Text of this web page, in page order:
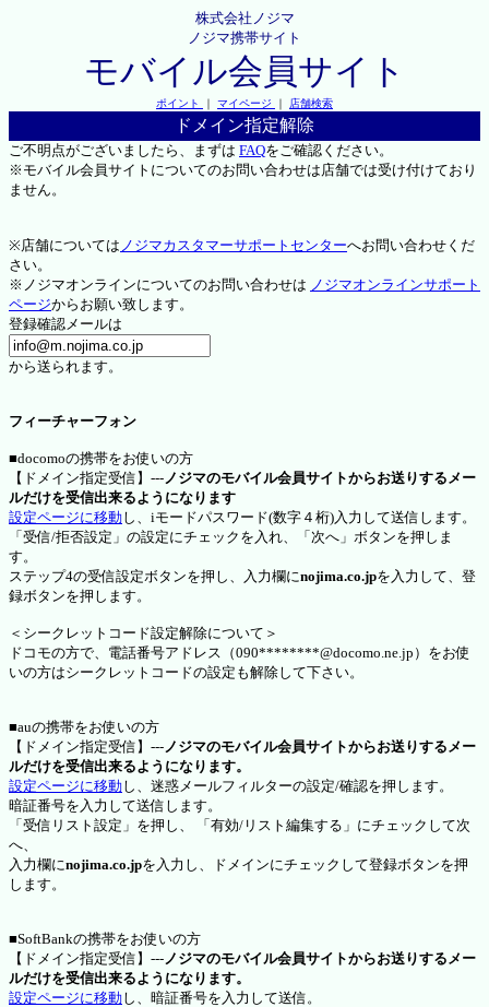
株式会社ノジマ
ノジマ携帯サイト
モバイル会員サイト
ポイント ｜ マイページ ｜ 店舗検索
ドメイン指定解除
ご不明点がございましたら、まずは FAQをご確認ください。
※モバイル会員サイトについてのお問い合わせは店舗では受け付けており
ません。
※店舗については ノジマカスタマーサポートセンターへお問い合わせくだ
さい。
※ノジマオンラインについてのお問い合わせは ノジマオンラインサポート
ページからお願い致します。
登録確認メールは
から送られます。
フィーチャーフォン
■docomoの携帯をお使いの方
【ドメイン指定受信】---ノジマのモバイル会員サイトからお送りするメー
ルだけを受信出来るようになります
設定ページに移動し、iモードパスワード(数字４桁)入力して送信します。
「受信/拒否設定」の設定にチェックを入れ、「次へ」ボタンを押しま
す。
ステップ4の受信設定ボタンを押し、入力欄にnojima.co.jpを入力して、登
録ボタンを押します。
＜シークレットコード設定解除について＞
ドコモの方で、電話番号アドレス（090********@docomo.ne.jp）をお使
いの方はシークレットコードの設定も解除して下さい。
■auの携帯をお使いの方
【ドメイン指定受信】---ノジマのモバイル会員サイトからお送りするメー
ルだけを受信出来るようになります。
設定ページに移動し、迷惑メールフィルターの設定/確認を押します。
暗証番号を入力して送信します。
「受信リスト設定」を押し、 「有効/リスト編集する」にチェックして次
へ、
入力欄にnojima.co.jpを入力し、ドメインにチェックして登録ボタンを押
します。
■SoftBankの携帯をお使いの方
【ドメイン指定受信】---ノジマのモバイル会員サイトからお送りするメー
ルだけを受信出来るようになります。
設定ページに移動し、暗証番号を入力して送信。